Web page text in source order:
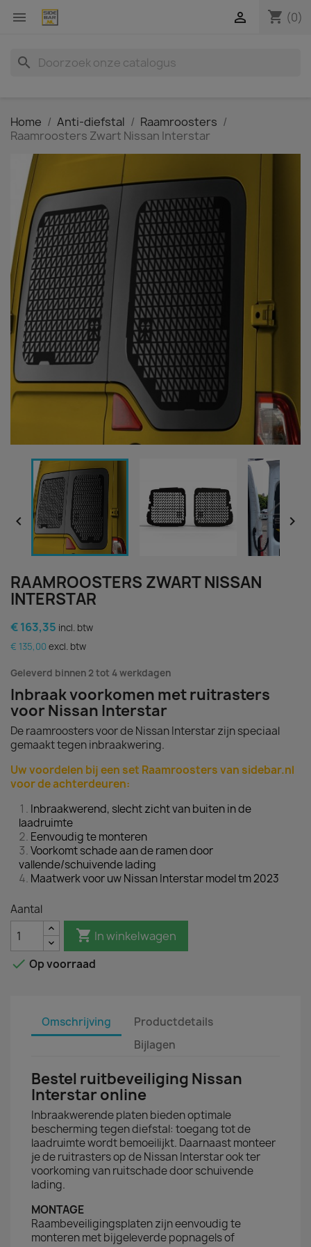
 shopping_cart (0)

search
Home Anti-diefstal
Raamroosters
Raamroosters Zwart Nissan Interstar
 
RAAMROOSTERS ZWART NISSAN
INTERSTAR
€ 163,35 incl. btw
€ 135,00 excl. btw
Geleverd binnen 2 tot 4 werkdagen
Inbraak voorkomen met ruitrasters
voor Nissan Interstar
De raamroosters voor de Nissan Interstar zijn speciaal
gemaakt tegen inbraakwering.
Uw voordelen bij een set Raamroosters van sidebar.nl
voor de achterdeuren:
Inbraakwerend, slecht zicht van buiten in de
laadruimte
Eenvoudig te monteren
Voorkomt schade aan de ramen door
vallende/schuivende lading
Maatwerk voor uw Nissan Interstar model tm 2023
Aantal
 In winkelwagen
 Op voorraad
Omschrijving
Productdetails
Bijlagen
Bestel ruitbeveiliging Nissan
Interstar online
Inbraakwerende platen bieden optimale
bescherming tegen diefstal: toegang tot de
laadruimte wordt bemoeilijkt. Daarnaast monteer
je de ruitrasters op de Nissan Interstar ook ter
voorkoming van ruitschade door schuivende
lading.
MONTAGE
Raambeveiligingsplaten zijn eenvoudig te
monteren met bijgeleverde popnagels of